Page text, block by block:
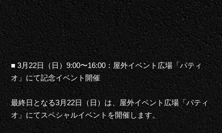
■ 3月22日（日）9:00〜16:00：屋外イベント広場「パティ
オ」にて記念イベント開催
最終日となる3月22日（日）は、屋外イベント広場「パティ
オ」にてスペシャルイベントを開催します。